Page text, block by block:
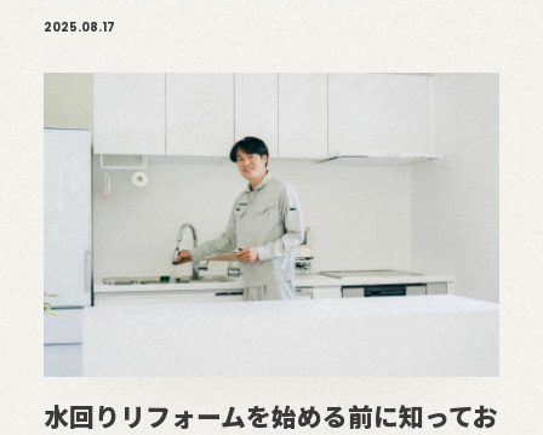
2025.08.17
水回りリフォームを始める前に知ってお